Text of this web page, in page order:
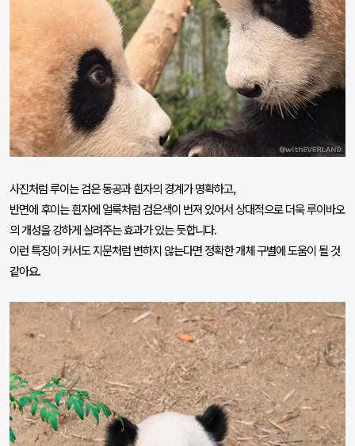
사진처럼 루이는 검은 동공과 흰자의 경계가 명확하고,
반면에 후이는 흰자에 얼룩처럼 검은색이 번져 있어서 상대적으로 더욱 루이바오
의 개성을 강하게 살려주는 효과가 있는 듯합니다.
이런 특징이 커서도 지문처럼 변하지 않는다면 정확한 개체 구별에 도움이 될 것
같아요.